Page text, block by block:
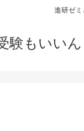
進研ゼ
験もいい